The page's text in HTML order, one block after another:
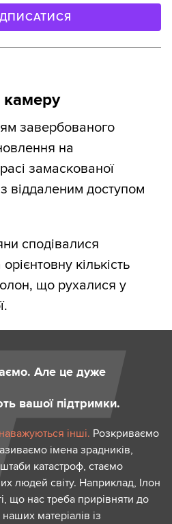
камеру
завербованого
на
замаскованої
віддаленим доступом
сподівалися
кількість
що рухалися у
Але це дуже
вашої підтримки.
інші. Розкриваємо
імена зрадників,
катастроф, стаємо
людей світу. Наприклад, Ілон
що нас треба прирівняти до
матеріалів із